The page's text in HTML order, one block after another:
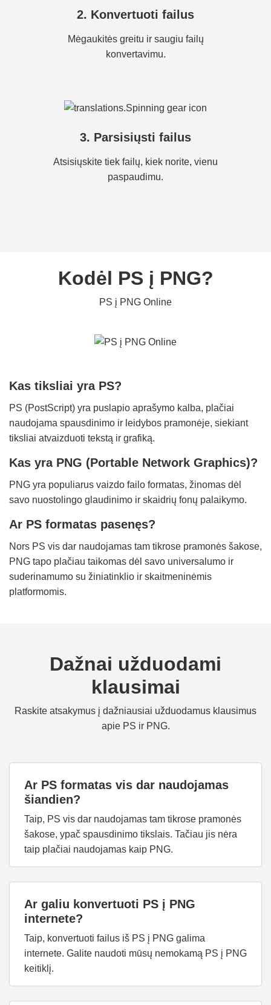
2. Konvertuoti failus
Mėgaukitės greitu ir saugiu failų
konvertavimu.
3. Parsisiųsti failus
Atsisiųskite tiek failų, kiek norite, vienu
paspaudimu.
Kodėl PS į PNG?
PS į PNG Online
Kas tiksliai yra PS?
PS (PostScript) yra puslapio aprašymo kalba, plačiai
naudojama spausdinimo ir leidybos pramonėje, siekiant
tiksliai atvaizduoti tekstą ir grafiką.
Kas yra PNG (Portable Network Graphics)?
PNG yra populiarus vaizdo failo formatas, žinomas dėl
savo nuostolingo glaudinimo ir skaidrių fonų palaikymo.
Ar PS formatas pasenęs?
Nors PS vis dar naudojamas tam tikrose pramonės šakose,
PNG tapo plačiau taikomas dėl savo universalumo ir
suderinamumo su žiniatinklio ir skaitmeninėmis
platformomis.
Dažnai užduodami
klausimai
Raskite atsakymus į dažniausiai užduodamus klausimus
apie PS ir PNG.
Ar PS formatas vis dar naudojamas
šiandien?
Taip, PS vis dar naudojamas tam tikrose pramonės
šakose, ypač spausdinimo tikslais. Tačiau jis nėra
taip plačiai naudojamas kaip PNG.
Ar galiu konvertuoti PS į PNG
internete?
Taip, konvertuoti failus iš PS į PNG galima
internete. Galite naudoti mūsų nemokamą PS į PNG
keitiklį.